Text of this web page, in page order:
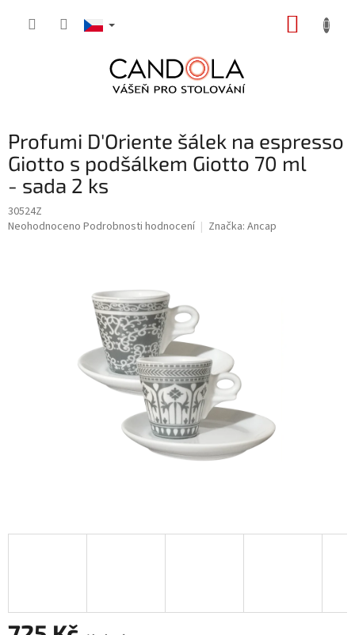
Profumi D′Oriente šálek na espresso
Giotto s podšálkem Giotto 70 ml
- sada 2 ks
30524Z
Průměrné
Neohodnoceno Podrobnosti hodnocení Značka: Ancap